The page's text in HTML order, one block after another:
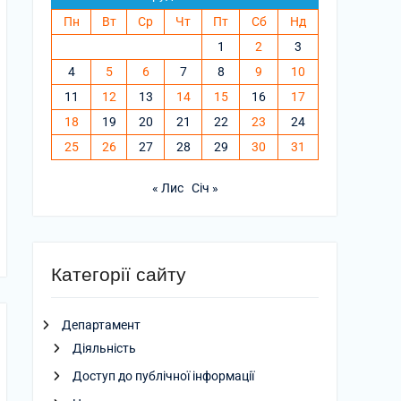
Пн
Вт Ср Чт Пт Сб
Нд
1
2
3
4
5 6 7 8 9
10
11
12 13 14 15 16
17
18
19 20 21 22 23
24
25
26 27 28 29 30 31
« Лис Січ »
Категорії сайту
Департамент
Діяльність
Доступ до публічної інформації